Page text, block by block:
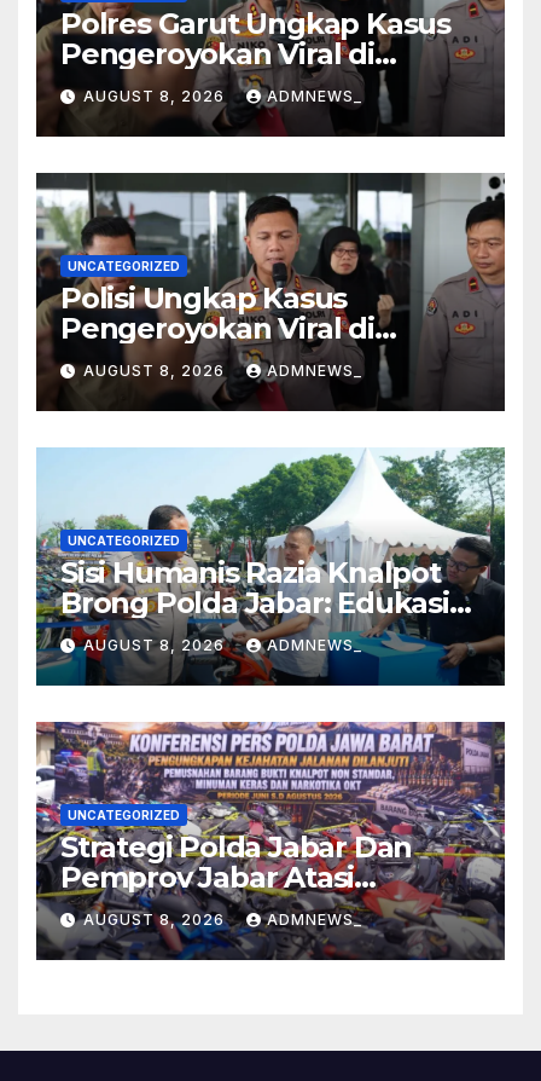
Polres Garut Ungkap Kasus
Pengeroyokan Viral di
Tarogong Kaler, Berawal dari
Knalpot Brong
AUGUST 8, 2026 ADMNEWS_
UNCATEGORIZED
Polisi Ungkap Kasus
Pengeroyokan Viral di
Tarogong Kaler, Berawal dari
Knalpot Brong
AUGUST 8, 2026 ADMNEWS_
UNCATEGORIZED
Sisi Humanis Razia Knalpot
Brong Polda Jabar: Edukasi
Pengendara Hingga Ganti
Knalpot Sukarela
AUGUST 8, 2026 ADMNEWS_
UNCATEGORIZED
Strategi Polda Jabar Dan
Pemprov Jabar Atasi
Kejahatan Jalanan
AUGUST 8, 2026 ADMNEWS_